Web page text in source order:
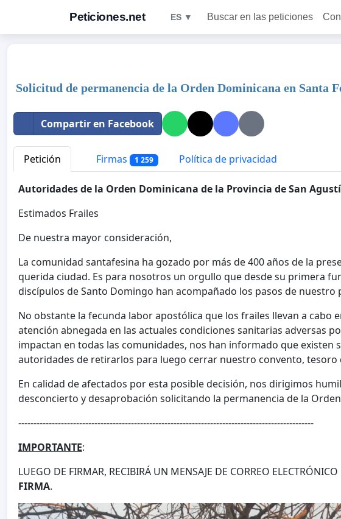
Peticiones.net ES ▼ Buscar en las peticiones
Solicitud de permanencia de la Orden Dominicana en Santa
Compartir en Facebook
Petición Firmas 1 259 Política de privacidad
Autoridades de la Orden Dominicana de la Provincia de San
Estimados Frailes
De nuestra mayor consideración,
La comunidad santafesina ha gozado por más de 400 años de la
querida ciudad. Es para nosotros un orgullo que desde su primera
discípulos de Santo Domingo han acompañado los pasos de nuestro
No obstante la fecunda labor apostólica que los frailes llevan a cabo
atención abnegada en las actuales condiciones sanitarias adversas
impactan en todas las comunidades, nos han informado que existen
autoridades de retirarlos para luego cerrar nuestro convento, tesoro
En calidad de afectados por esta posible decisión, nos dirigimos
desconcierto y desaprobación solicitando la permanencia de la
-------------------------------------------------------------------------------------------------
IMPORTANTE:
LUEGO DE FIRMAR, RECIBIRÁ UN MENSAJE DE CORREO
FIRMA.